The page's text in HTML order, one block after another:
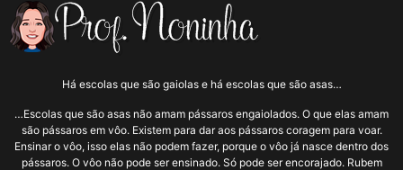
Há escolas que são gaiolas e há escolas que são asas…
…Escolas que são asas não amam pássaros engaiolados. O que elas amam
são pássaros em vôo. Existem para dar aos pássaros coragem para voar.
Ensinar o vôo, isso elas não podem fazer, porque o vôo já nasce dentro dos
pássaros. O vôo não pode ser ensinado. Só pode ser encorajado. Rubem